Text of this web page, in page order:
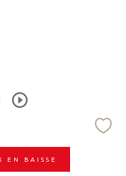
EN BAISSE